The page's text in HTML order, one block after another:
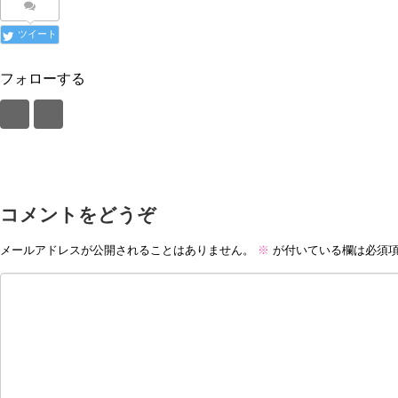
ツイート
フォローする
コメントをどうぞ
メールアドレスが公開されることはありません。 ※ が付いている欄は必須